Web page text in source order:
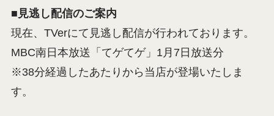
■見逃し配信のご案内
現在、TVerにて見逃し配信が行われております。
MBC南日本放送「てゲてゲ」1月7日放送分
※38分経過したあたりから当店が登場いたしま
す。